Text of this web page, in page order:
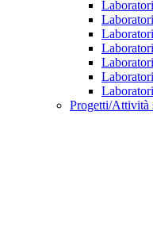
Progetti/Attività